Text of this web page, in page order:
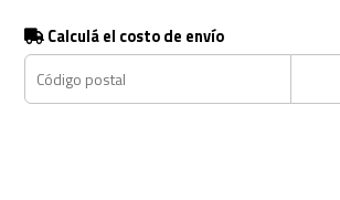
Calculá el costo de envío